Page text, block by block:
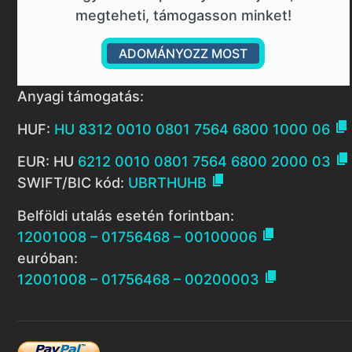
megteheti, támogasson minket!
ADOMÁNYOZZ MOST
Anyagi támogatás:
HUF: HU 8312 0010 0801 7564 6800 1000 06 
EUR: HU 6212 0010 0801 7564 6800 2000 03 
SWIFT/BIC kód: UBRTHUHB 
Belföldi utalás esetén forintban:
12001008 – 01756468 – 00100006 
euróban:
12001008 – 01756468 – 00200003 